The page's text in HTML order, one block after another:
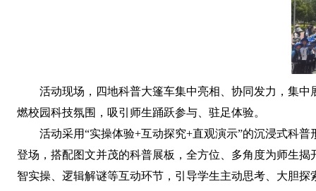
活动现场，四地科普大篷车集中亮相、协同发力，集
燃校园科技氛围，吸引师生踊跃参与、驻足体验。
活动采用“实操体验+互动探究+直观演示”的沉浸式科
登场，搭配图文并茂的科普展板，全方位、多角度为师生
智实操、逻辑解谜等互动环节，引导学生主动思考、大胆